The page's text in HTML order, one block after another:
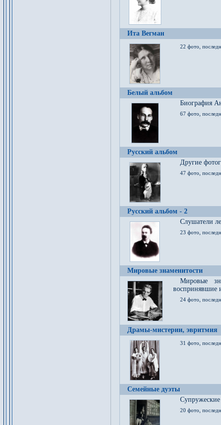
Ита Вегман
22 фото,
Белый альбом
Биография
67 фото,
Русский альбом
Другие
47 фото,
Русский альбом - 2
Cлушатели
23 фото,
Мировые знаменитости
Мировые
воспринявшие
24 фото,
Драмы-мистерии, эвритмия
31 фото,
Семейные дуэты
20 фото,